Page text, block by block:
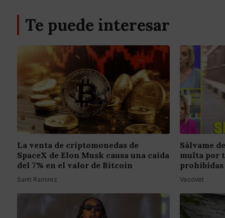
Te puede interesar
La venta de criptomonedas de
SpaceX de Elon Musk causa una caída
del 7% en el valor de Bitcoin
Santi Ramirez
Sálvame
multa por
prohibidas
VecoVet